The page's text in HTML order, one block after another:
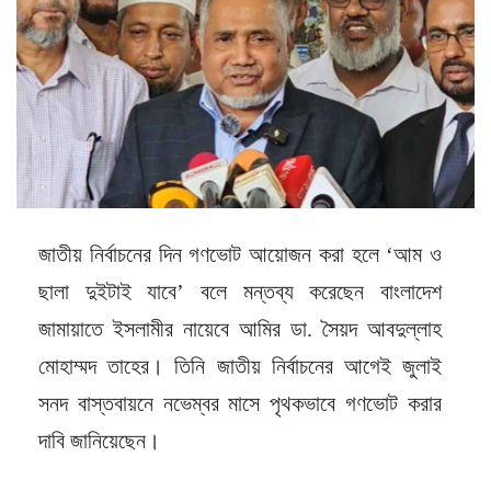
জাতীয় নির্বাচনের দিন গণভোট আয়োজন করা হলে ‘আম ও
ছালা দুইটাই যাবে’ বলে মন্তব্য করেছেন বাংলাদেশ
জামায়াতে ইসলামীর নায়েবে আমির ডা. সৈয়দ আবদুল্লাহ
মোহাম্মদ তাহের। তিনি জাতীয় নির্বাচনের আগেই জুলাই
সনদ বাস্তবায়নে নভেম্বর মাসে পৃথকভাবে গণভোট করার
দাবি জানিয়েছেন।